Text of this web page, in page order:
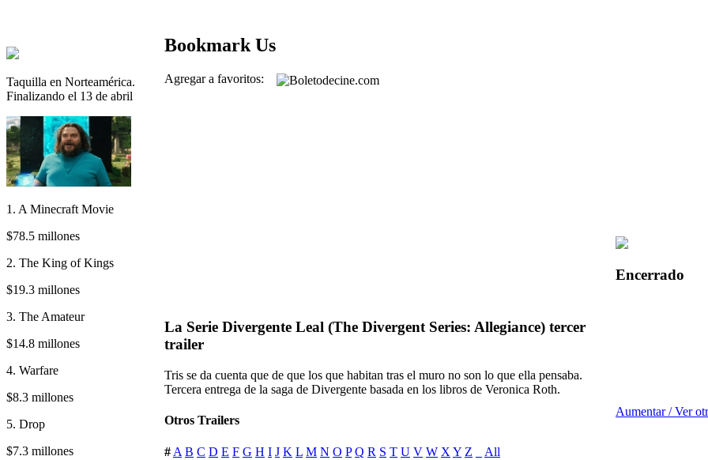
Taquilla en Norteamérica.
Finalizando el 13 de abril
1. A Minecraft Movie
$78.5 millones
2. The King of Kings
$19.3 millones
3. The Amateur
$14.8 millones
4. Warfare
$8.3 millones
5. Drop
$7.3 millones
Bookmark Us
Agregar a favoritos:
La Serie Divergente Leal (The Divergent Series: Allegiance) tercer
trailer
Tris se da cuenta que de que los que habitan tras el muro no son lo que ella pensaba.
Tercera entrega de la saga de Divergente basada en los libros de Veronica Roth.
Otros Trailers
# A B C D E F G H I J K L M N O P Q R S T U V W X Y Z
All
Encerrado
Aumentar / Ver